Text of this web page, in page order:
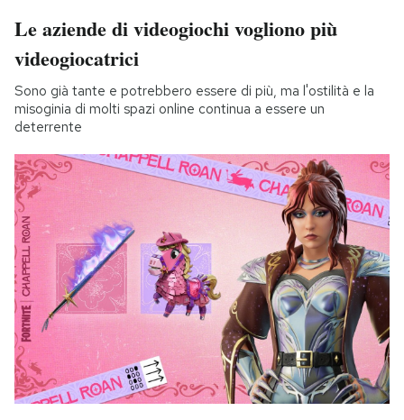
Le aziende di videogiochi vogliono più
videogiocatrici
Sono già tante e potrebbero essere di più, ma l'ostilità e la
misoginia di molti spazi online continua a essere un
deterrente